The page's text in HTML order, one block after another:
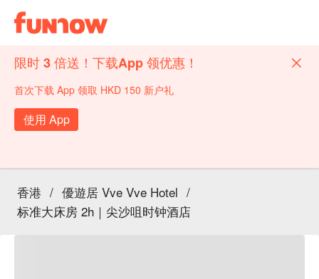
限时 3 倍送！下载App 领优惠！
首次下载 App 领取 HKD 150 新户礼
使用 App
香港 / 優遊居 Vve Vve Hotel /
标准大床房 2h｜尖沙咀时钟酒店